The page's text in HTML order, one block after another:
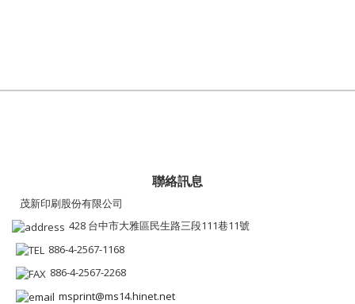
聯絡訊息
茂新印刷股份有限公司
428 台中市大雅區民生路三段111巷11號
886-4-2567-1168
886-4-2567-2268
msprint@ms14.hinet.net